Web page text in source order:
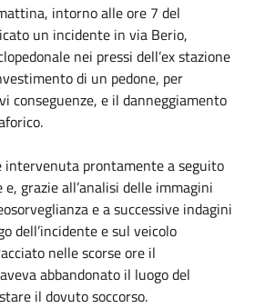
intorno alle ore 7 del
un incidente in via Berio,
nei pressi dell’ex stazione
di un pedone, per
conseguenze, e il danneggiamento
intervenuta prontamente a seguito
grazie all’analisi delle immagini
e a successive indagini
dell’incidente e sul veicolo
nelle scorse ore il
abbandonato il luogo del
il dovuto soccorso.